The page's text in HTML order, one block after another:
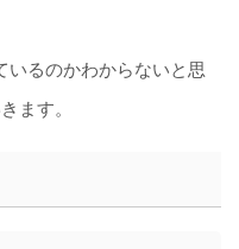
いるのかわからないと思
ます。